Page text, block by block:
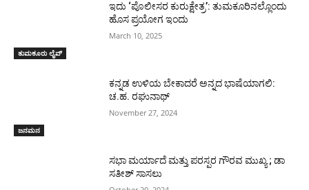
ತುಮಕೂರು ಲೈವ್
ಇದು ‘ಪೊಲೀಸರ ಕುರುಕ್ಷೇತ್ರ’: ತುಮಕೂರಿನಲ್ಲೊಂದು
ಹೊಸ ಪ್ರಯೋಗ ಇಂದು
March 10, 2025
ಜನಮನ
ಕನ್ನಡ ಉಳಿಯ ಬೇಕಾದರೆ ಅನ್ನದ ಭಾಷೆಯಾಗಲಿ:
ಚ.ಹ. ರಘುನಾಥ್
November 27, 2024
ಸಭಾ ಮರ್ಯಾದೆ ಮತ್ತು ಪರಸ್ಪರ ಗೌರವ ಮುಖ್ಯ ; ಡಾ
ಸತೀಶ್ ಸಾಸಲು